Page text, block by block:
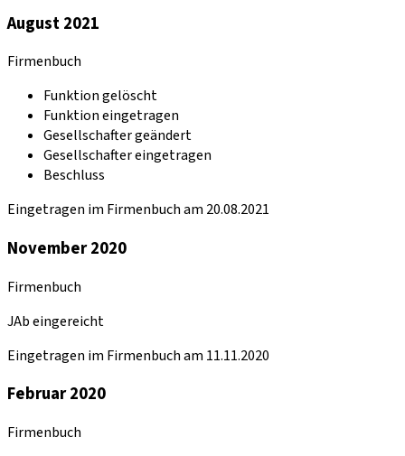
August 2021
Firmenbuch
Funktion gelöscht
Funktion eingetragen
Gesellschafter geändert
Gesellschafter eingetragen
Beschluss
Eingetragen im Firmenbuch am 20.08.2021
November 2020
Firmenbuch
JAb eingereicht
Eingetragen im Firmenbuch am 11.11.2020
Februar 2020
Firmenbuch